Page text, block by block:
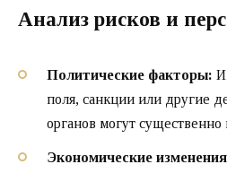
Анализ рисков и
Политические факторы:
поля, санкции или другие
органов могут существенно
Экономические